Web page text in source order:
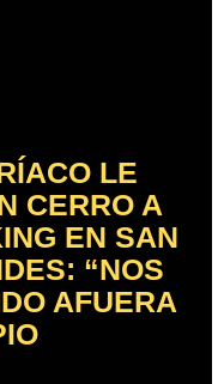
LE
CERRO A
EN SAN
“NOS
AFUERA